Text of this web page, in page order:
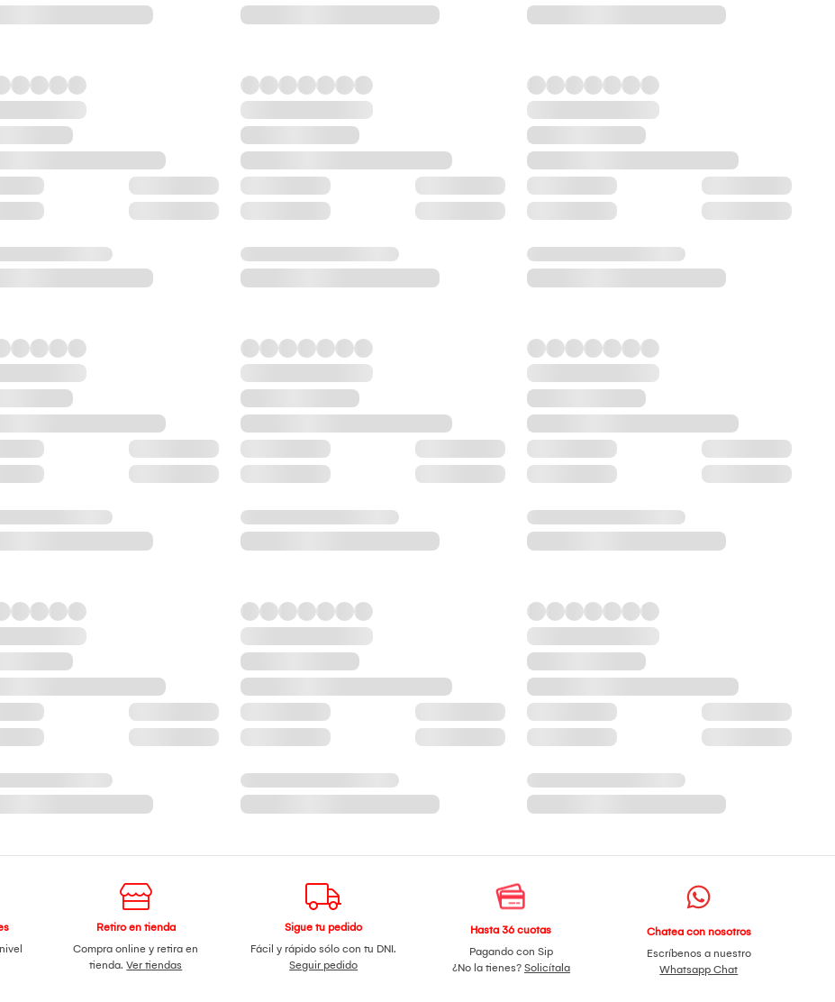
Retiro en tienda
Compra online y retira en
tienda.Ver tiendas
Sigue tu pedido
Fácil y rápido sólo con tu DNI.
Seguir pedido
Hasta 36 cuotas
Pagando con Sip
¿No la tienes? Solicítala
Chatea con nosotros
Escríbenos a nuestro
Whatsapp Chat